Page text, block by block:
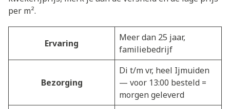
per m².
Ervaring
Meer dan 25 jaar,
familiebedrijf
Bezorging
Di t/m vr, heel Ijmuiden
— voor 13:00 besteld =
morgen geleverd